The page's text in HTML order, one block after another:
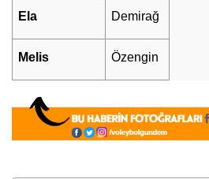
Ela Demirağ
Melis Özengin